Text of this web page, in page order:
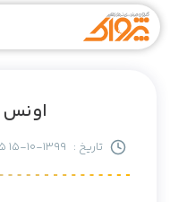
اونس
تاریخ : 1399-10-15 10:15